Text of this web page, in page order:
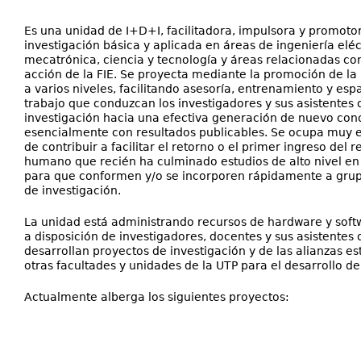
Es una unidad de I+D+I, facilitadora, impulsora y
investigación básica y aplicada en áreas de ingeniería
mecatrónica, ciencia y tecnología y áreas relacionadas
acción de la FIE. Se proyecta mediante la promoción de
a varios niveles, facilitando asesoría, entrenamiento y
trabajo que conduzcan los investigadores y sus asistentes
investigación hacia una efectiva generación de nuevo
esencialmente con resultados publicables. Se ocupa muy
de contribuir a facilitar el retorno o el primer ingreso del
humano que recién ha culminado estudios de alto nivel
para que conformen y/o se incorporen rápidamente a
de investigación.
La unidad está administrando recursos de hardware y
a disposición de investigadores, docentes y sus asistentes
desarrollan proyectos de investigación y de las alianzas
otras facultades y unidades de la UTP para el desarrollo
Actualmente alberga los siguientes proyectos: